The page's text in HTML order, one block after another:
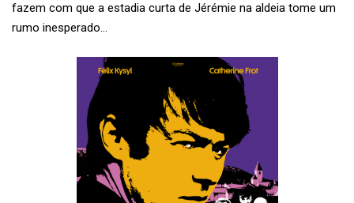
fazem com que a estadia curta de Jérémie na aldeia tome um
rumo inesperado…